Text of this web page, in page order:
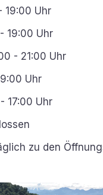
19:00 Uhr
19:00 Uhr
- 21:00 Uhr
Uhr
17:00 Uhr
zu den